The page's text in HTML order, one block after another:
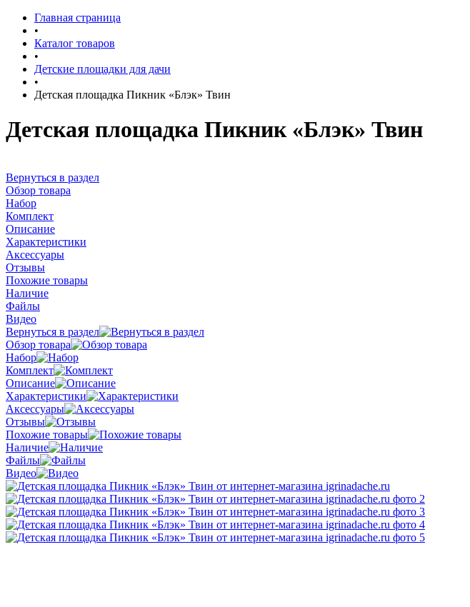
Главная страница
•
Каталог товаров
•
Детские площадки для дачи
•
Детская площадка Пикник «Блэк» Твин
Детская площадка Пикник «Блэк» Твин
Вернуться в раздел
Обзор товара
Набор
Комплект
Описание
Характеристики
Аксессуары
Отзывы
Похожие товары
Наличие
Файлы
Видео
Вернуться в раздел
Обзор товара
Набор
Комплект
Описание
Характеристики
Аксессуары
Отзывы
Похожие товары
Наличие
Файлы
Видео